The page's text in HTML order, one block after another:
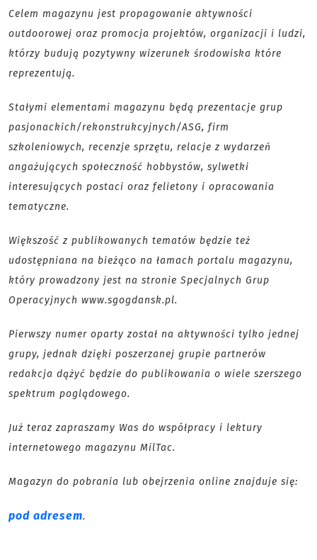
Celem magazynu jest propagowanie aktywności
outdoorowej oraz promocja projektów, organizacji i ludzi,
którzy budują pozytywny wizerunek środowiska które
reprezentują.
Stałymi elementami magazynu będą prezentacje grup
pasjonackich/rekonstrukcyjnych/ASG, firm
szkoleniowych, recenzje sprzętu, relacje z wydarzeń
angażujących społeczność hobbystów, sylwetki
interesujących postaci oraz felietony i opracowania
tematyczne.
Większość z publikowanych tematów będzie też
udostępniana na bieżąco na łamach portalu magazynu,
który prowadzony jest na stronie Specjalnych Grup
Operacyjnych www.sgogdansk.pl.
Pierwszy numer oparty został na aktywności tylko jednej
grupy, jednak dzięki poszerzanej grupie partnerów
redakcja dążyć będzie do publikowania o wiele szerszego
spektrum poglądowego.
Już teraz zapraszamy Was do współpracy i lektury
internetowego magazynu MilTac.
Magazyn do pobrania lub obejrzenia online znajduje się:
pod adresem.